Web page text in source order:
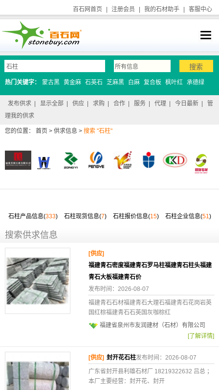
百石网首页 注册会员 我的石材助手 客服中心
热门关键字： 蒙古黑 黄金麻 石英石 芝麻黑 白麻 复合板 枫叶红 承德绿
发布供求 显示全部 供应 求购 合作 服务 代理 今日最新
管
理我的供求
您的位置： 首页 > 供求信息 > 搜索 "石柱"
石柱产品信息(333) 石柱现货信息(7) 石柱报价信息(15) 石柱企业信息(51)
搜索供求信息
[供应]
福建青石密度福建青石罗马柱福建青石柱头福建
青石大板福建青石价
发布时间：2026-08-07
福建青石石材福建青石大理石福建青石花岗岩英
国红棕福建青石石英国灰咖棕红
福建省泉州市友润建材（石材）有限公司
[了解详情]
[供应] 封开花石柱发布时间：2026-08-07
广东省封开县利雄石材厂 18219322632 吕总 ；
本厂主要经营：封开花、封开